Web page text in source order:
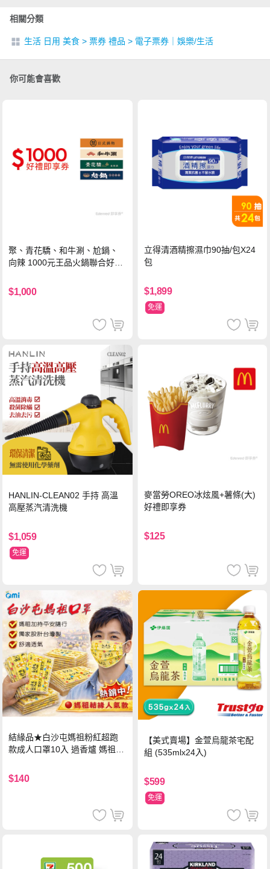
相關分類
生活 日用 美食 > 票券 禮品 > 電子票券｜娛樂/生活
你可能會喜歡
聚、青花驕、和牛涮、尬鍋、
向辣 1000元王品火鍋聯合好禮
$1,000
立得清酒精擦濕巾90抽/包X24
包
$1,899
免運
HANLIN-CLEAN02 手持 高溫
高壓蒸汽清洗機
$1,059
免運
麥當勞OREO冰炫風+薯條(大)
好禮即享券
$125
結緣品★白沙屯媽祖粉紅超跑
款成人口罩10入 過香爐 媽祖加
$140
【美式賣場】金萱烏龍茶宅配
組 (535mlx24入)
$599
免運